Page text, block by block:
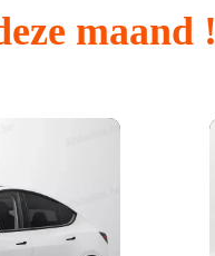
maand !